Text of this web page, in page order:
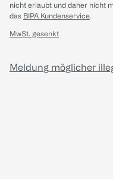
nicht erlaubt und daher nicht
das BIPA Kundenservice.
MwSt. gesenkt
Meldung möglicher